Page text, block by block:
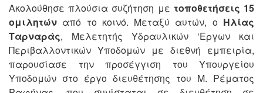
Ακολούθησε πλούσια συζήτηση με τοποθετήσεις 15
ομιλητών από το κοινό. Μεταξύ αυτών, ο Ηλίας
Ταρναράς, Μελετητής Υδραυλικών ‘Εργων και
Περιβαλλοντικών Υποδομών με διεθνή εμπειρία,
παρουσίασε την προσέγγιση του Υπουργείου
Υποδομών στο έργο διευθέτησης του Μ. Ρέματος